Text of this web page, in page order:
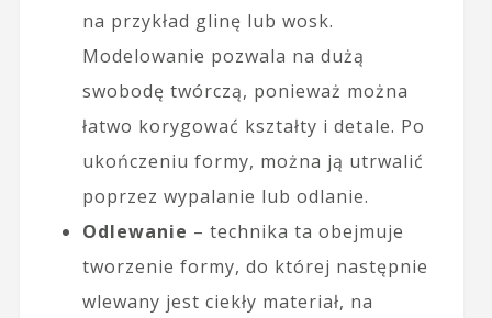
na przykład glinę lub wosk.
Modelowanie pozwala na dużą
swobodę twórczą, ponieważ można
łatwo korygować kształty i detale. Po
ukończeniu formy, można ją utrwalić
poprzez wypalanie lub odlanie.
Odlewanie – technika ta obejmuje
tworzenie formy, do której następnie
wlewany jest ciekły materiał, na